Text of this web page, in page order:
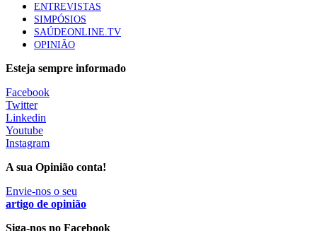
Trodelvy aprovado para primeira linha no cancro da
elegíveis para inibidores PD-(L)1
MAIS NOTÍCIAS
inscrições presenciais e abre participação online
10 Ago, 2026|0 Comments
ENTREVISTAS
SIMPÓSIOS
SAÚDEONLINE.TV
OPINIÃO
Esteja sempre informado
Facebook
Twitter
Linkedin
Youtube
Instagram
A sua Opinião conta!
Envie-nos o seu
artigo de opinião
Siga-nos no Facebook